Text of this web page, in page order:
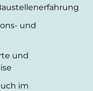
und
und
im